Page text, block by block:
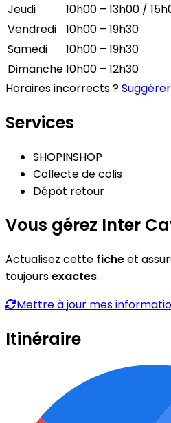
Jeudi
10h00 – 13h00 /
Vendredi
10h00 – 19h30
Samedi
10h00 – 19h30
Dimanche10h00 – 12h30
Horaires incorrects ?
Services
SHOPINSHOP
Collecte de colis
Dépôt retour
Vous gérez Inter
Actualisez cette ficheet
toujoursexactes.
Mettre à jour mes
Itinéraire